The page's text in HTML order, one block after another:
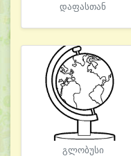
დაფასთან
გლობუსი